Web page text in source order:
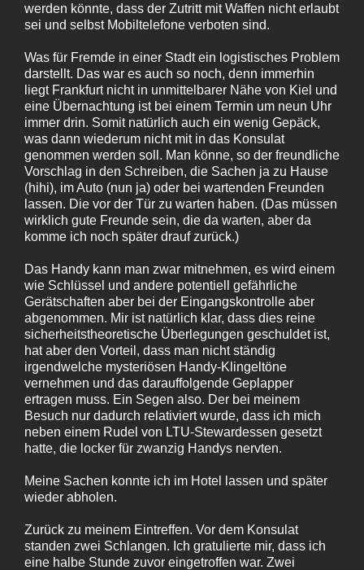
werden könnte, dass der Zutritt mit Waffen nicht erlaubt
sei und selbst Mobiltelefone verboten sind.
Was für Fremde in einer Stadt ein logistisches Problem
darstellt. Das war es auch so noch, denn immerhin
liegt Frankfurt nicht in unmittelbarer Nähe von Kiel und
eine Übernachtung ist bei einem Termin um neun Uhr
immer drin. Somit natürlich auch ein wenig Gepäck,
was dann wiederum nicht mit in das Konsulat
genommen werden soll. Man könne, so der freundliche
Vorschlag in den Schreiben, die Sachen ja zu Hause
(hihi), im Auto (nun ja) oder bei wartenden Freunden
lassen. Die vor der Tür zu warten haben. (Das müssen
wirklich gute Freunde sein, die da warten, aber da
komme ich noch später drauf zurück.)
Das Handy kann man zwar mitnehmen, es wird einem
wie Schlüssel und andere potentiell gefährliche
Gerätschaften aber bei der Eingangskontrolle aber
abgenommen. Mir ist natürlich klar, dass dies reine
sicherheitstheoretische Überlegungen geschuldet ist,
hat aber den Vorteil, dass man nicht ständig
irgendwelche mysteriösen Handy-Klingeltöne
vernehmen und das darauffolgende Geplapper
ertragen muss. Ein Segen also. Der bei meinem
Besuch nur dadurch relativiert wurde, dass ich mich
neben einem Rudel von LTU-Stewardessen gesetzt
hatte, die locker für zwanzig Handys nervten.
Meine Sachen konnte ich im Hotel lassen und später
wieder abholen.
Zurück zu meinem Eintreffen. Vor dem Konsulat
standen zwei Schlangen. Ich gratulierte mir, dass ich
eine halbe Stunde zuvor eingetroffen war. Zwei